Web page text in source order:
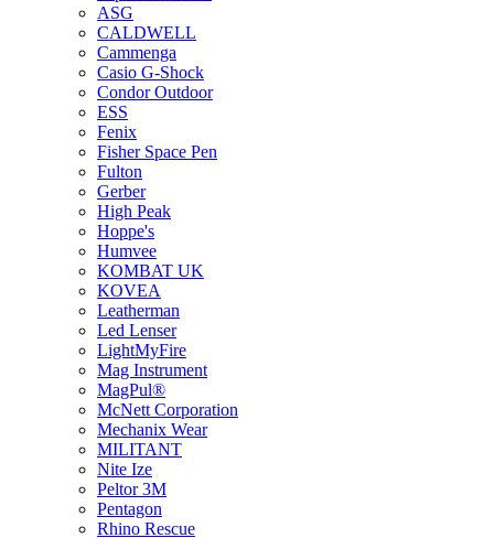
ASG
CALDWELL
Cammenga
Casio G-Shock
Condor Outdoor
ESS
Fenix
Fisher Space Pen
Fulton
Gerber
High Peak
Hoppe's
Humvee
KOMBAT UK
KOVEA
Leatherman
Led Lenser
LightMyFire
Mag Instrument
MagPul®
McNett Corporation
Mechanix Wear
MILITANT
Nite Ize
Peltor 3M
Pentagon
Rhino Rescue